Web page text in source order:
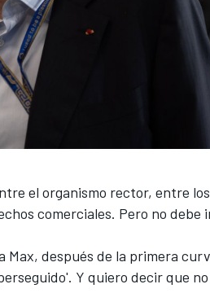
el organismo rector, entre
comerciales. Pero no debe
Max, después de la primera
Y quiero decir que